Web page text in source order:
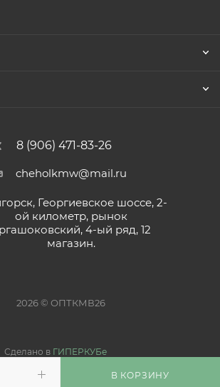
В КОРЗИНУ
8 (906) 471-83-26
cheholkmw@mail.ru
Георгиевское шоссе, 2-
ой километр, рынок
4-ый ряд, 12
магазин.
2026 © ОПТКМВ26
Сделано в ГИПЕРКУБе